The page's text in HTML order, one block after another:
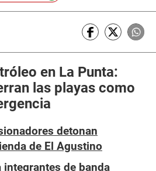
en La Punta:
las playas como
detonan
de El Agustino
integrantes de banda